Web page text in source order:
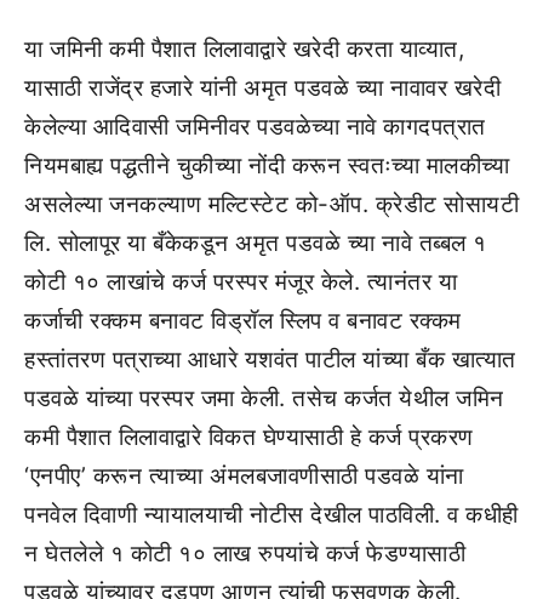
या जमिनी कमी पैशात लिलावाद्वारे खरेदी करता याव्यात,
यासाठी राजेंद्र हजारे यांनी अमृत पडवळे च्या नावावर खरेदी
केलेल्या आदिवासी जमिनीवर पडवळेच्या नावे कागदपत्रात
नियमबाह्य पद्धतीने चुकीच्या नोंदी करून स्वतःच्या मालकीच्या
असलेल्या जनकल्याण मल्टिस्टेट को-ऑप. क्रेडीट सोसायटी
लि. सोलापूर या बँकेकडून अमृत पडवळे च्या नावे तब्बल १
कोटी १० लाखांचे कर्ज परस्पर मंजूर केले. त्यानंतर या
कर्जाची रक्‍कम बनावट विड्रॉल स्लिप व बनावट रक्‍कम
हस्तांतरण पत्राच्या आधारे यशवंत पाटील यांच्या बँक खात्यात
पडवळे यांच्या परस्पर जमा केली. तसेच कर्जत येथील जमिन
कमी पैशात लिलावाद्वारे विकत घेण्यासाठी हे कर्ज प्रकरण
‘एनपीए’ करून त्याच्या अंमलबजावणीसाठी पडवळे यांना
पनवेल दिवाणी न्यायालयाची नोटीस देखील पाठविली. व कधीही
न घेतलेले १ कोटी १० लाख रुपयांचे कर्ज फेडण्यासाठी
पडवळे यांच्यावर दडपण आणून त्यांची फसवणूक केली.